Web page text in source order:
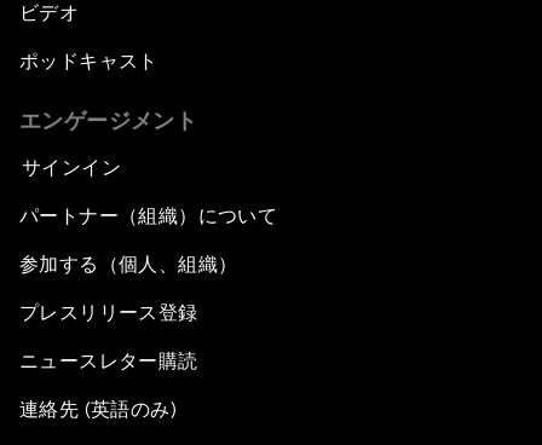
ビデオ
ポッドキャスト
エンゲージメント
サインイン
パートナー（組織）について
参加する（個人、組織）
プレスリリース登録
ニュースレター購読
連絡先 (英語のみ)